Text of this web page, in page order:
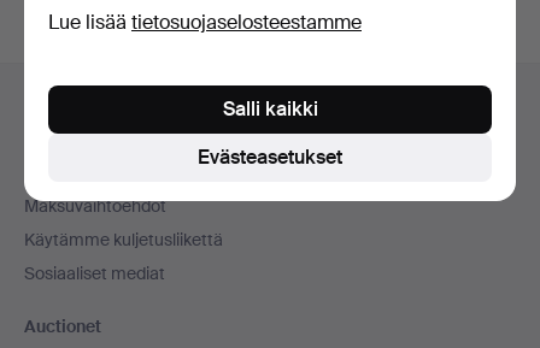
Alatunnistenavigaatio
Ota yhteyttä tekniseen tukeen
Maksuvaihtoehdot
Käytämme kuljetusliikettä
Sosiaaliset mediat
Auctionet
Lue lisää tietosuojaselosteestamme
Evästeasetukset
Salli kaikki